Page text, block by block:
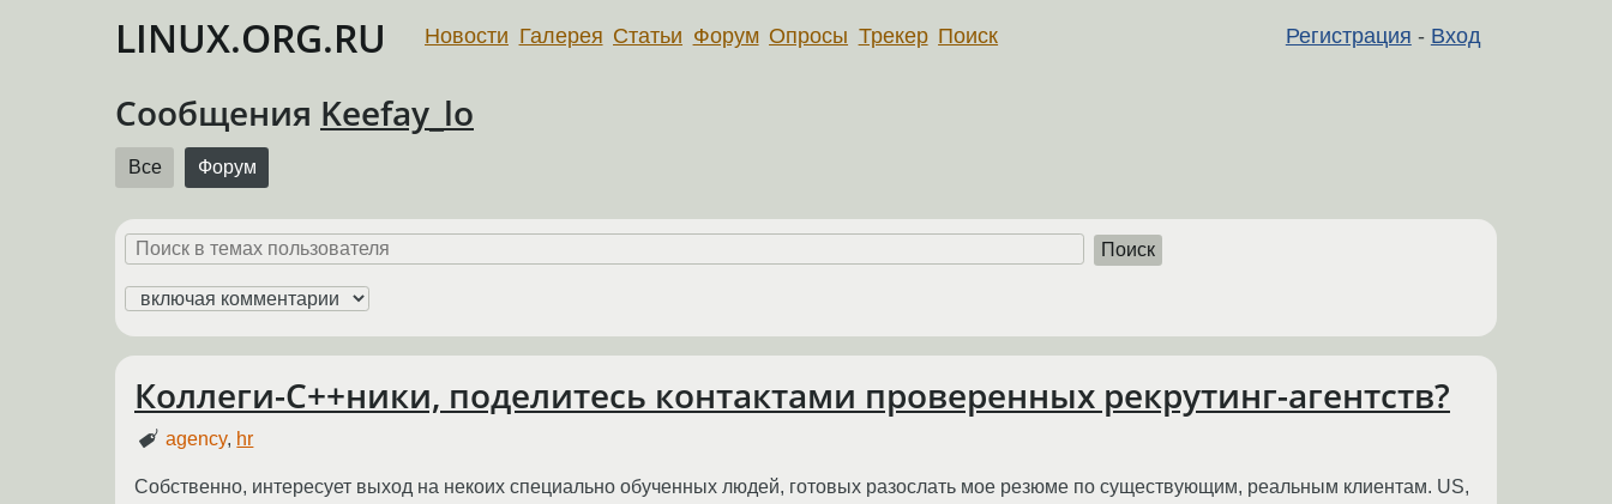
LINUX.ORG.RU Регистрация - Вход
Новости Галерея Статьи Форум Опросы Трекер Поиск
Сообщения Keefay_lo
Все Форум
Поиск
Коллеги-C++ники, поделитесь контактами проверенных рекрутинг-агентств?
agency, hr
Собственно, интересует выход на некоих специально обученных людей, готовых разослать мое резюме по существующим, реальным клиентам. US,